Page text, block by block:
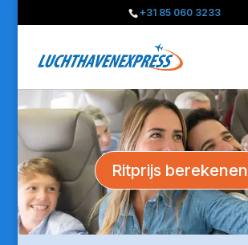
+31 85 060 3233
Ritprijs berekenen